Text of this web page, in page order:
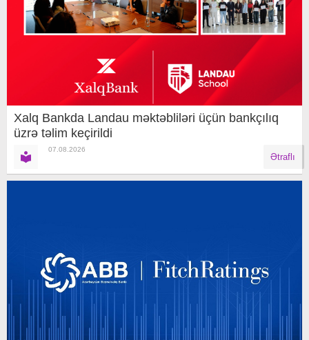
Xalq Bankda Landau məktəbliləri üçün bankçılıq
üzrə təlim keçirildi
07.08.2026
Ətraflı